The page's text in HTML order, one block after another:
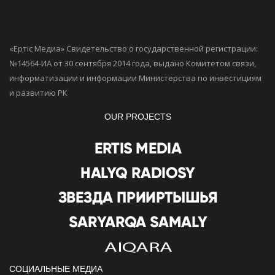
«Ертiс Медиа» Свидетельство о государственной регистрации:
№14564-ИА от 30 сентября 2014 года, выдано Комитетом связи,
информатизации и информации Министерства по инвестициям
и развитию РК
OUR PROJECTS
СОЦИАЛЬНЫЕ МЕДИА